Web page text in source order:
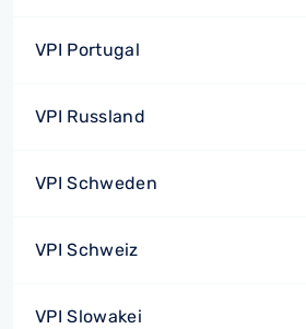
VPI Portugal
VPI Russland
VPI Schweden
VPI Schweiz
VPI Slowakei